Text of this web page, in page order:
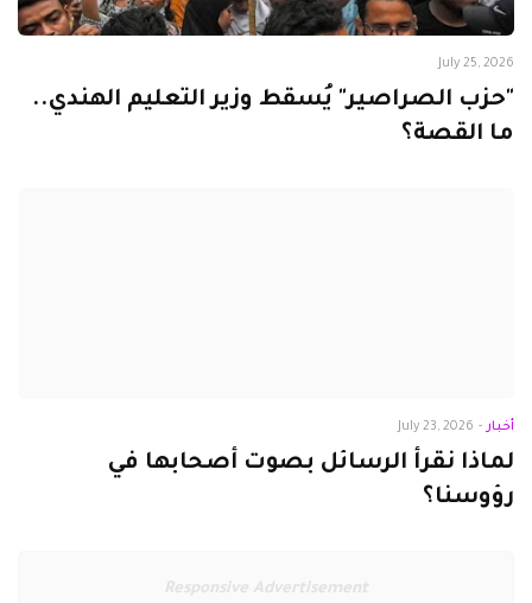
July 25, 2026
"حزب الصراصير" يُسقط وزير التعليم الهندي..
ما القصة؟
أخبار -
July 23, 2026
لماذا نقرأ الرسائل بصوت أصحابها في
رؤوسنا؟
Responsive Advertisement